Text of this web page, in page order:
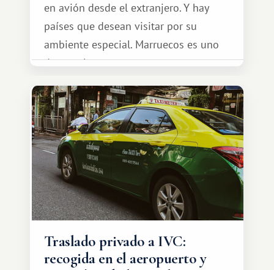
en avión desde el extranjero. Y hay
países que desean visitar por su
ambiente especial. Marruecos es uno
de esos lugares.
Traslado privado a IVC:
recogida en el aeropuerto y